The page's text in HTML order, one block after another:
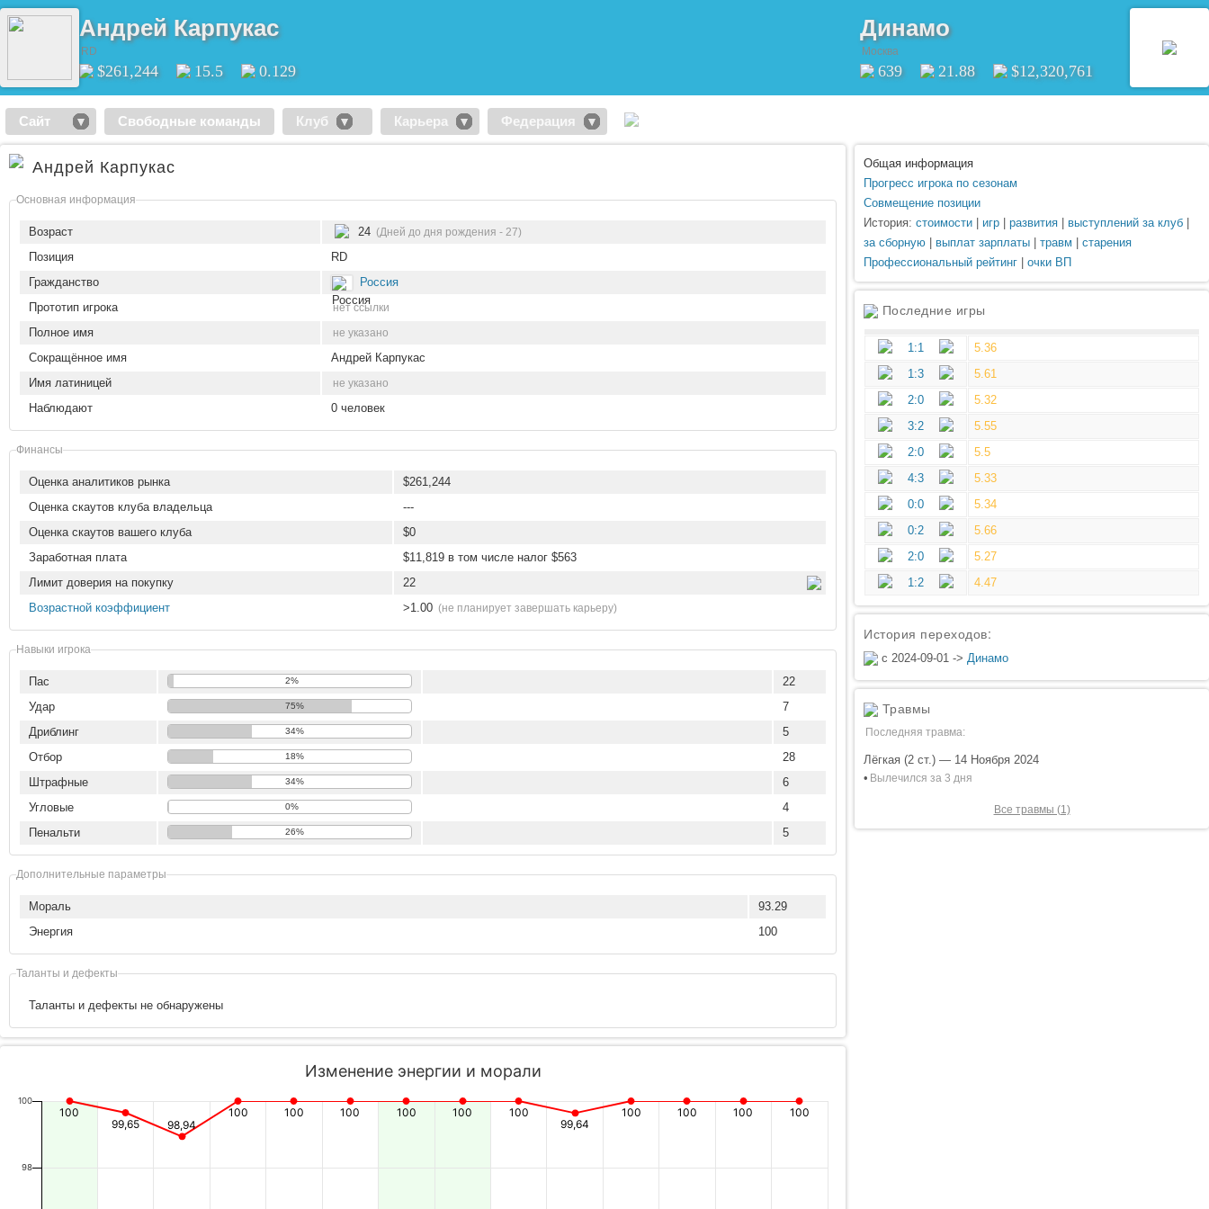
Андрей Карпукас
RD
$261,244 15.5 0.129
Динамо
Москва
639 21.88 $12,320,761
Сайт Свободные команды Клуб Карьера Федерация
Андрей Карпукас
Основная информация
Возраст 24 (Дней до дня рождения - 27)
Позиция
RD
Гражданство
Россия
Прототип игрока
нет ссылки
Полное имя не указано
Сокращённое имя
Андрей Карпукас
Имя латиницей
не указано
Наблюдают 0 человек
Финансы
Оценка аналитиков рынка
$261,244
Оценка скаутов клуба владельца
---
Оценка скаутов вашего клуба
$0
Заработная плата
$11,819 в том числе налог $563
Лимит доверия на покупку
22
Возрастной коэффициент
>1.00 (не планирует завершать карьеру)
Навыки игрока
Пас 2%
22
Удар
75%
7
Дриблинг
34%
5
Отбор
18%
28
Штрафные
34%
6
Угловые
0%
4
Пенальти
26% 5
Дополнительные параметры
Мораль
93.29
Энергия
100
Таланты и дефекты
Таланты и дефекты не обнаружены
Изменение энергии и морали
100
99,65
98,94
100 100 100 100 100
100
99,64
100 100 100 100
98
100
Общая информация
Прогресс игрока по сезонам
Совмещение позиции
История: стоимости игр развития выступлений за клуб
за сборную
выплат зарплаты травм
старения
Профессиональный рейтинг
очки ВП
Последние игры
1:1
5.36
1:3
5.61
2:0
5.32
3:2
5.55
2:0
5.5
4:3
5.33
0:0
5.34
0:2
5.66
2:0
5.27
1:2
4.47
История переходов:
с 2024-09-01 -> Динамо
Травмы
Последняя травма:
Лёгкая (2 ст.) — 14 Ноября 2024
• Вылечился за 3 дня
Все травмы (1)